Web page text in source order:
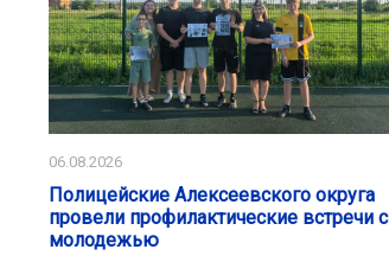
06.08.2026
Полицейские Алексеевского округа
провели профилактические встречи с
молодежью